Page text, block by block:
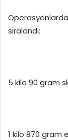
sıralandı:
5 kilo 90 gram
1 kilo 870 gram